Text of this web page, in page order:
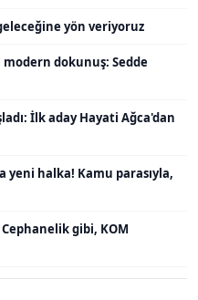
yön veriyoruz
dokunuş: Sedde
İlk aday Hayati Ağca'dan
yeni halka! Kamu parasıyla,
gibi, KOM